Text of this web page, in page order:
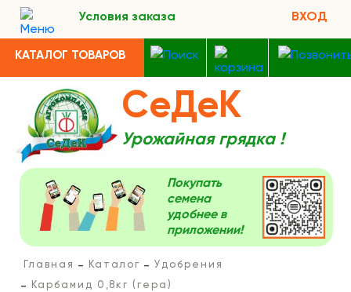
Условия заказа ВХОД
КАТАЛОГ ТОВАРОВ
СеДеК
Урожайная грядка !
Покупать
семена
удобнее в
приложении!
Главная Каталог
Удобрения
Карбамид 0,8кг (гера)